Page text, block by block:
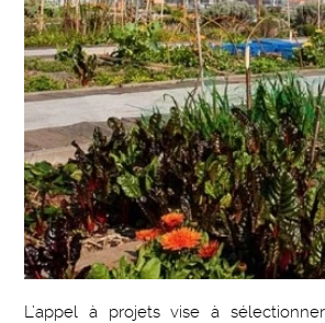
L’appel à projets vise à